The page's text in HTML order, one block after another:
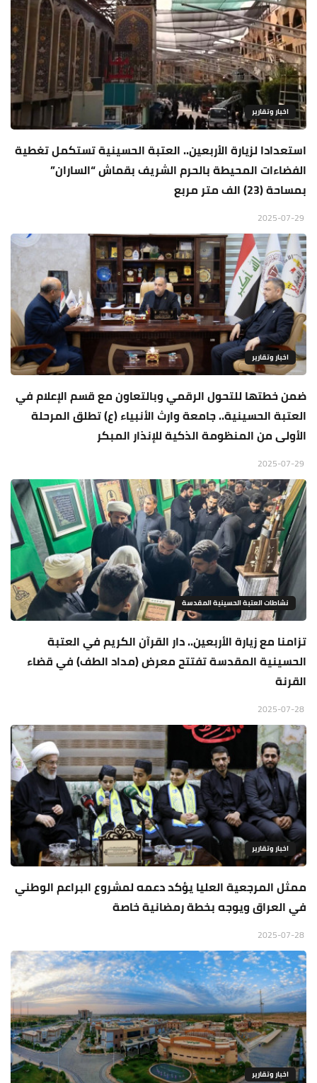
اخبار وتقارير
استعدادا لزيارة الأربعين.. العتبة الحسينية تستكمل تغطية
الفضاءات المحيطة بالحرم الشريف بقماش “الساران”
بمساحة (23) الف متر مربع
اخبار وتقارير
ضمن خطتها للتحول الرقمي وبالتعاون مع قسم الإعلام في
العتبة الحسينية.. جامعة وارث الأنبياء (ع) تطلق المرحلة
الأولى من المنظومة الذكية للإنذار المبكر
نشاطات العتبة الحسينية المقدسة
تزامنا مع زيارة الأربعين.. دار القرآن الكريم في العتبة
الحسينية المقدسة تفتتح معرض (مداد الطف) في قضاء
القرنة
اخبار وتقارير
ممثل المرجعية العليا يؤكد دعمه لمشروع البراعم الوطني
في العراق ويوجه بخطة رمضانية خاصة
اخبار وتقارير